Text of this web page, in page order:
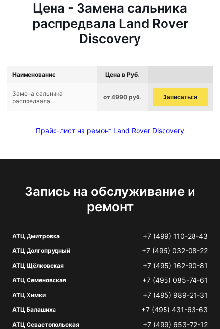
Цена - Замена сальника
распредвала Land Rover
Discovery
Наименование Цена в Руб.
Замена сальника
распредвала
от 4990 руб. Записаться
Прайс-лист на ремонт Land Rover Discovery
Запись на обслуживание и
ремонт
АТЦ Дмитровка +7 (499) 110-28-43
АТЦ Долгопрудный +7 (495) 032-08-22
АТЦ Щёлковская +7 (495) 162-90-81
АТЦ Семеновская +7 (495) 085-74-61
АТЦ Химки +7 (495) 989-21-31
АТЦ Балашиха +7 (495) 431-63-63
АТЦ Севастопольская +7 (499) 653-72-12